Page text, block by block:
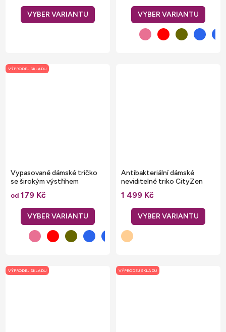
VÝPRODEJ SKLADU
Vypasované dámské tričko
se širokým výstřihem
od 179 Kč
Antibakteriální dámské
neviditelné triko CityZen
Izola se zdvojeným podpažím
1 499 Kč
VÝPRODEJ SKLADU VÝPRODEJ SKLADU